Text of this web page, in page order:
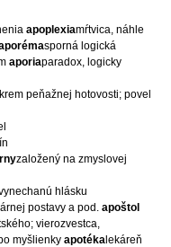
apoplexiamŕtvica, náhle
sporná logická
aporiaparadox, logicky
peňažnej hotovosti; povel
založený na zmyslovej
hlásku
postavy a pod. apoštol
vierozvestca,
myšlienky apotéka lekáreň